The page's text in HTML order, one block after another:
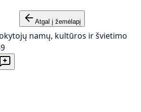
Atgal į žemėlapį
namų, kultūros ir švietimo